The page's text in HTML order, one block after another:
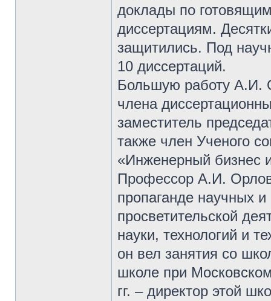
доклады по
диссертациям.
защитились. Под
10 диссертаций.
Большую работу А.И.
члена
заместитель
также член Ученого
«Инженерный
Профессор А.И.
пропаганде научных и
просветительской
науки, технологий и
он вел занятия со
школе при
гг. – директор этой